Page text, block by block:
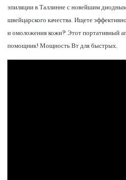
эпиляции в Таллинне с новейшим
швейцарского качества. Ищете
и омоложения кожи? Этот портативный
помощник! Мощность Вт для быстрых.